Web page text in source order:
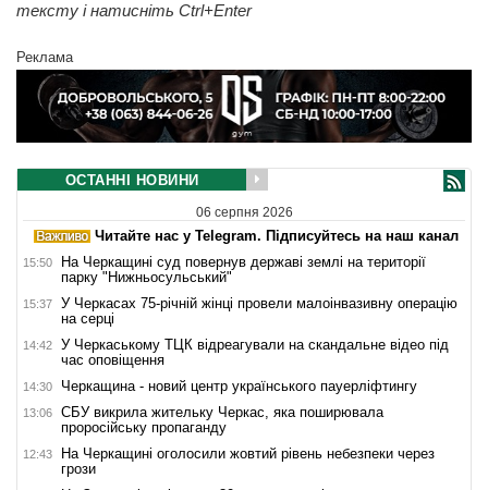
тексту і натисніть Ctrl+Enter
Реклама
ОСТАННІ НОВИНИ
06 серпня 2026
Читайте нас у Telegram. Підписуйтесь на наш канал
15:50
На Черкащині суд повернув державі землі на території
парку "Нижньосульський"
15:37
У Черкасах 75-річній жінці провели малоінвазивну операцію
на серці
14:42
У Черкаському ТЦК відреагували на скандальне відео під
час оповіщення
14:30 Черкащина - новий центр українського пауерліфтингу
13:06
СБУ викрила жительку Черкас, яка поширювала
проросійську пропаганду
12:43
На Черкащині оголосили жовтий рівень небезпеки через
грози